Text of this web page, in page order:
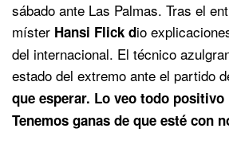
sábado ante Las Palmas. Tras el
míster Hansi Flick dio
del internacional. El técnico
estado del extremo ante el partido
que esperar. Lo veo todo positivo
Tenemos ganas de que esté con